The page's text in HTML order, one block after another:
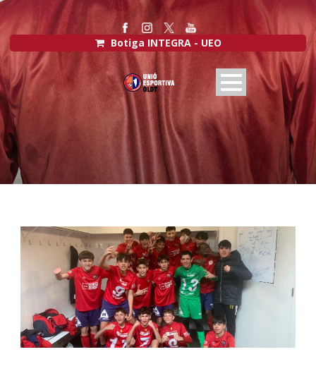
Botiga INTEGRA - UEO